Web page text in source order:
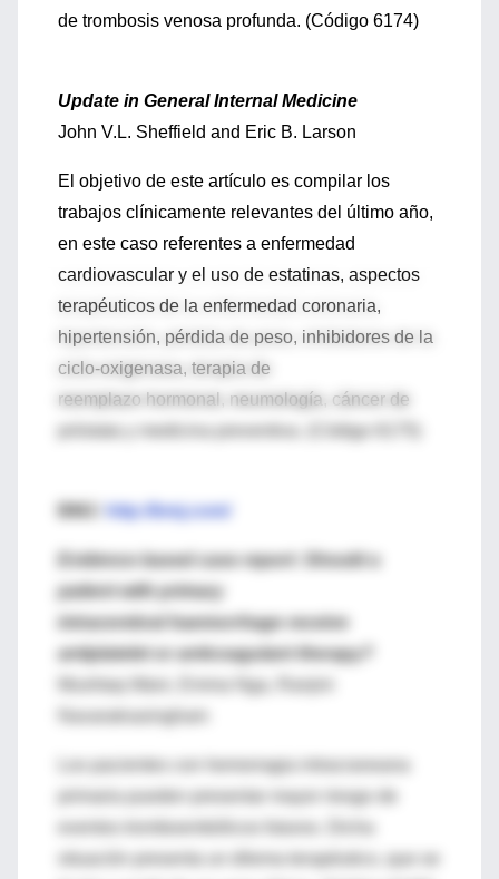
de trombosis venosa profunda. (Código 6174)
Update in General Internal Medicine
John V.L. Sheffield and Eric B. Larson
El objetivo de este artículo es compilar los
trabajos clínicamente relevantes del último año,
en este caso referentes a enfermedad
cardiovascular y el uso de estatinas, aspectos
terapéuticos de la enfermedad coronaria,
hipertensión, pérdida de peso, inhibidores de la
ciclo-oxigenasa, terapia de
reemplazo hormonal, neumología, cáncer de
próstata y medicina preventiva. (Código 6175)
http://bmj.com/
Evidence based case report: Should a
patient with primary
intracerebral haemorrhage receive
antiplatelet or anticoagulant therapy?
Mushtaq Wani, Emma Nga, Ranjini
Navaratnasingham
Los pacientes con hemorragia intracraneana
primaria pueden presentar mayor riesgo de
situación presenta un dilema terapéutico, que se